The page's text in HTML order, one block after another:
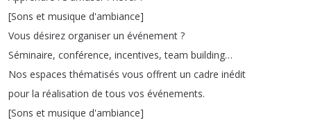
[Sons et musique d'ambiance]
Vous désirez organiser un événement ?
Séminaire, conférence, incentives,team building…
Nos espaces thématisés vous offrent un cadre inédit
pour la réalisation de tous vos événements.
[Sons et musique d'ambiance]